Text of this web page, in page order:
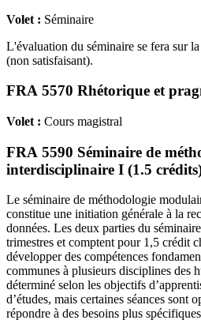
Volet : Séminaire
L'évaluation du séminaire se fera sur
(non satisfaisant).
FRA 5570 Rhétorique et
Volet : Cours magistral
FRA 5590 Séminaire de
interdisciplinaire I (1.5
Le séminaire de méthodologie
constitue une initiation générale à la
données. Les deux parties du
trimestres et comptent pour 1,5 crédit
développer des compétences
communes à plusieurs disciplines des
déterminé selon les objectifs
d’études, mais certaines séances sont
répondre à des besoins plus